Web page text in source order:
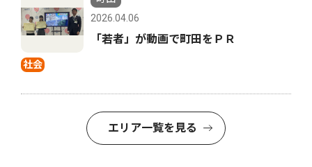
社会
2026.04.06
「若者」が動画で町田をＰＲ
エリア一覧を見る